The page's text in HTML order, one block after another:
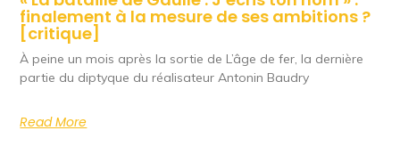
finalement à la mesure de ses ambitions ?
[critique]
À peine un mois après la sortie de L’âge de fer, la dernière
partie du diptyque du réalisateur Antonin Baudry
Read More